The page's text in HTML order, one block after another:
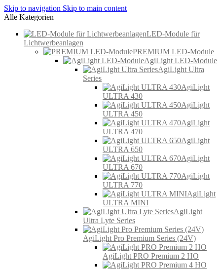
Skip to navigation Skip to main content
Alle Kategorien
LED-Module für
Lichtwerbeanlagen
PREMIUM LED-Module
AgiLight LED-Module
AgiLight Ultra
Series
AgiLight
ULTRA 430
AgiLight
ULTRA 450
AgiLight
ULTRA 470
AgiLight
ULTRA 650
AgiLight
ULTRA 670
AgiLight
ULTRA 770
AgiLight
ULTRA MINI
AgiLight
Ultra Lyte Series
AgiLight Pro Premium Series (24V)
AgiLight PRO Premium 2 HO